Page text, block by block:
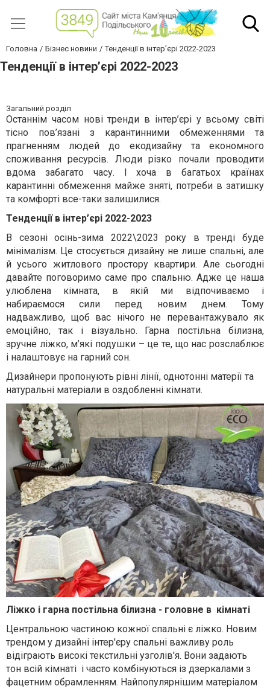
Головна Бізнес новини Тенденції в інтер’єрі 2022-2023
Тенденції в інтер’єрі 2022-2023
Загальний розділ
Останнім часом нові тренди в інтер’єрі у всьому світі
тісно пов’язані з карантинними обмеженнями та
прагненням людей до екодизайну та економного
споживання ресурсів. Люди різко почали проводити
вдома забагато часу. І хоча в багатьох країнах
карантинні обмеження майже зняті, потреби в затишку
та комфорті все-таки залишилися.
Тенденції в інтер’єрі 2022-2023
В сезоні осінь-зима 2022\2023 року в тренді буде
мінімалізм. Це стосується дизайну не лише спальні, але
й усього житлового простору квартири. Але сьогодні
давайте поговоримо саме про спальню. Адже це наша
улюблена кімната, в якій ми відпочиваємо і
набираємося сили перед новим днем. Тому
надважливо, щоб вас нічого не перевантажувало як
емоційно, так і візуально. Гарна постільна білизна,
зручне ліжко, м’які подушки – це те, що нас розслаблює
і налаштовує на гарний сон.
Дизайнери пропонують рівні лінії, однотонні матерії та
натуральні матеріали в оздобленні кімнати.
Ліжко і гарна постільна білизна - головне в кімнаті
Центральною частиною кожної спальні є ліжко. Новим
трендом у дизайні інтер'єру спальні важливу роль
відіграють високі текстильні узголів'я. Вони задають
тон всій кімнаті і часто комбінуються із дзеркалами з
фацетним обрамленням. Найпопулярнішим матеріалом